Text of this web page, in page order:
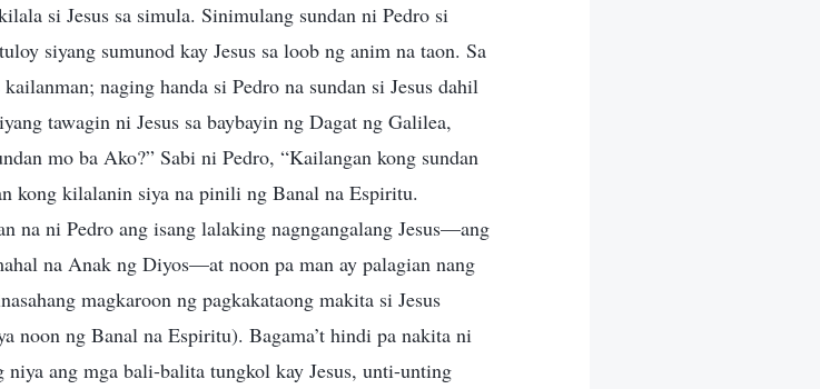
si Jesus sa simula. Sinimulang sundan ni Pedro si
siyang sumunod kay Jesus sa loob ng anim na taon. Sa
naging handa si Pedro na sundan si Jesus dahil
tawagin ni Jesus sa baybayin ng Dagat ng Galilea,
mo ba Ako?” Sabi ni Pedro, “Kailangan kong sundan
kong kilalanin siya na pinili ng Banal na Espiritu.
na ni Pedro ang isang lalaking nagngangalang Jesus—ang
na Anak ng Diyos—at noon pa man ay palagian nang
magkaroon ng pagkakataong makita si Jesus
noon ng Banal na Espiritu). Bagama’t hindi pa nakita ni
niya ang mga bali-balita tungkol kay Jesus, unti-unting